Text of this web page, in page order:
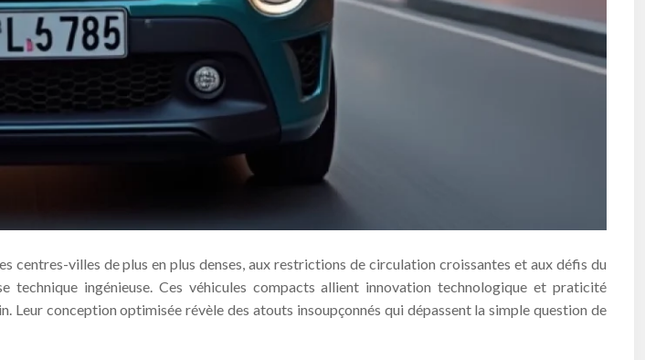
villes de plus en plus denses, aux restrictions de circulation croissantes et aux défis du
ingénieuse. Ces véhicules compacts allient innovation technologique et praticité
conception optimisée révèle des atouts insoupçonnés qui dépassent la simple question de